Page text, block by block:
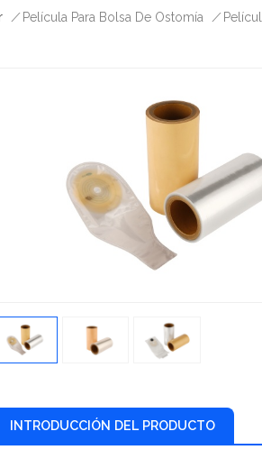
/ Película Para Bolsa De Ostomía /
INTRODUCCIÓN DEL PRODUCTO